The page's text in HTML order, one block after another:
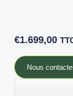
€1.699,00
Nous